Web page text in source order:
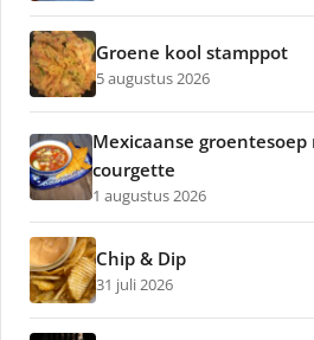
Groene kool stamppot
5 augustus 2026
Mexicaanse
courgette
1 augustus 2026
Chip & Dip
31 juli 2026